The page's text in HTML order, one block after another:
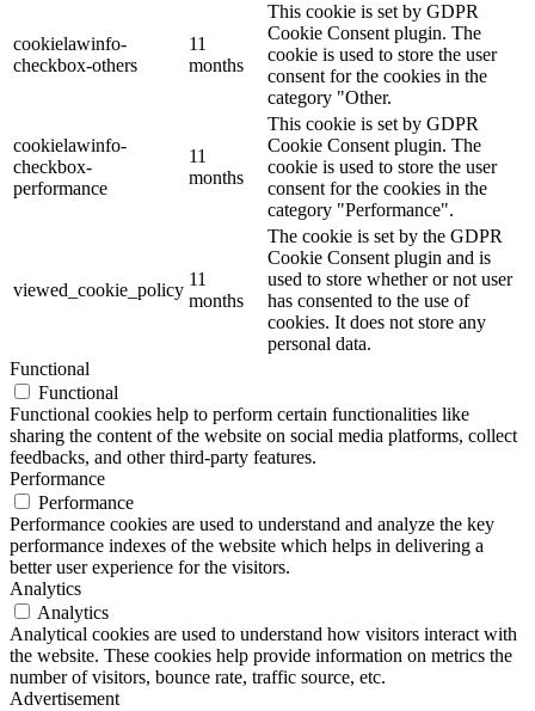
cookielawinfo-
checkbox-others
11
months
This cookie is set by GDPR
Cookie Consent plugin. The
cookie is used to store the user
consent for the cookies in the
category "Other.
cookielawinfo-
checkbox-
performance
11
months
This cookie is set by GDPR
Cookie Consent plugin. The
cookie is used to store the user
consent for the cookies in the
category "Performance".
viewed_cookie_policy
11
months
The cookie is set by the GDPR
Cookie Consent plugin and is
used to store whether or not user
has consented to the use of
cookies. It does not store any
personal data.
Functional
Functional
Functional cookies help to perform certain functionalities like
sharing the content of the website on social media platforms, collect
feedbacks, and other third-party features.
Performance
Performance
Performance cookies are used to understand and analyze the key
performance indexes of the website which helps in delivering a
better user experience for the visitors.
Analytics
Analytics
Analytical cookies are used to understand how visitors interact with
the website. These cookies help provide information on metrics the
number of visitors, bounce rate, traffic source, etc.
Advertisement